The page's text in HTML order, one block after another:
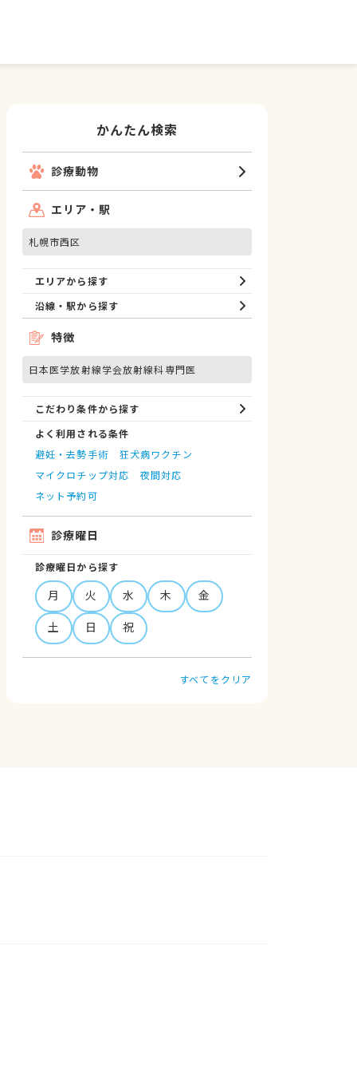
かんたん検索
診療動物
エリア・駅
札幌市西区
エリアから探す
沿線・駅から探す
特徴
日本医学放射線学会放射線科専門医
こだわり条件から探す
よく利用される条件
避妊・去勢手術
狂犬病ワクチン
マイクロチップ対応
夜間対応
ネット予約可
診療曜日
診療曜日から探す
月 火 水 木
金
土
日 祝
すべてをクリア